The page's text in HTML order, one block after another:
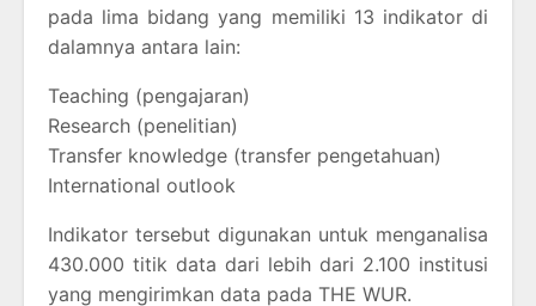
pada lima bidang yang memiliki 13 indikator di
dalamnya antara lain:
Teaching (pengajaran)
Research (penelitian)
Transfer knowledge (transfer pengetahuan)
International outlook
Indikator tersebut digunakan untuk menganalisa
430.000 titik data dari lebih dari 2.100 institusi
yang mengirimkan data pada THE WUR.